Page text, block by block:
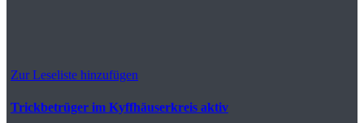
Zur Leseliste hinzufügen
Trickbetrüger im Kyffhäuserkreis aktiv